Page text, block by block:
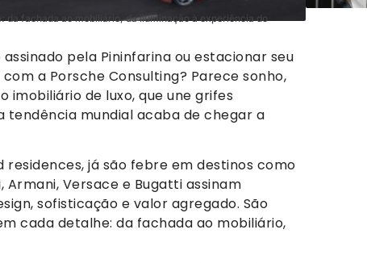
da fachada ao mobiliário, da iluminação à experiência do
pela Pininfarina ou estacionar seu
a Porsche Consulting? Parece sonho,
imobiliário de luxo, que une grifes
tendência mundial acaba de chegar a
já são febre em destinos como
Armani, Versace e Bugatti assinam
sofisticação e valor agregado. São
cada detalhe: da fachada ao mobiliário,